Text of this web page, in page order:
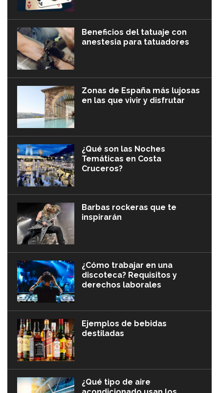
Beneficios del tatuaje con
anestesia para tatuadores
Zonas de España más lujosas
en las que vivir y disfrutar
¿Qué son las Noches
Temáticas en Costa
Cruceros?
Barbas rockeras que te
inspirarán
¿Cómo trabajar en una
discoteca? Requisitos y
derechos laborales
Ejemplos de bebidas
destiladas
¿Qué tipo de aire